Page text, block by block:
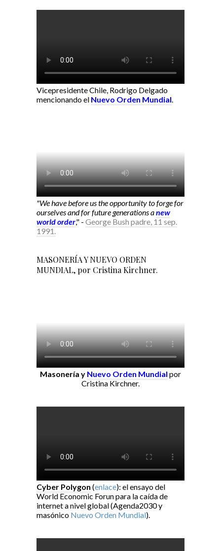
Vicepresidente Chile, Rodrigo Delgado
mencionando el Nuevo Orden Mundial.
"We have before us the opportunity to forge for
ourselves and for future generations anew
world order," - George Bush padre, 11 sep.
1991.
MASONERÍA Y NUEVO ORDEN
MUNDIAL, por Cristina Kirchner.
Masonería y Nuevo Orden Mundial por
Cristina Kirchner.
Cyber Polygon (enlace): el ensayo del
World Economic Forun para la caída de
internet a nivel global (Agenda2030 y
masónico Nuevo Orden Mundial).